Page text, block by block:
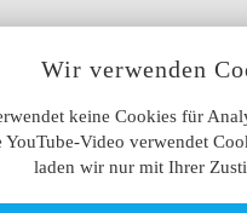
Wir verwenden
keine Cookies für
YouTube-Video verwendet
laden wir nur mit Ihrer